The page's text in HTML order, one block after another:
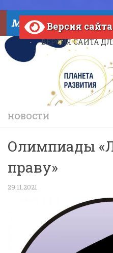
Skip to content
ВЕРСИЯ САЙТА
Версия
НОВОСТИ
Олимпиады
праву»
29.11.2021